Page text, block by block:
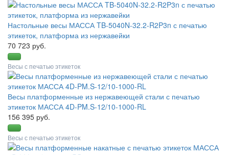
Настольные весы МАССА TB-5040N-32.2-R2P3n с печатью
этикеток, платформа из нержавейки
70 723 руб.
Весы с печатью этикеток
Весы платформенные из нержавеющей стали с печатью
этикеток МАССА 4D-PM.S-12/10-1000-RL
156 395 руб.
Весы с печатью этикеток